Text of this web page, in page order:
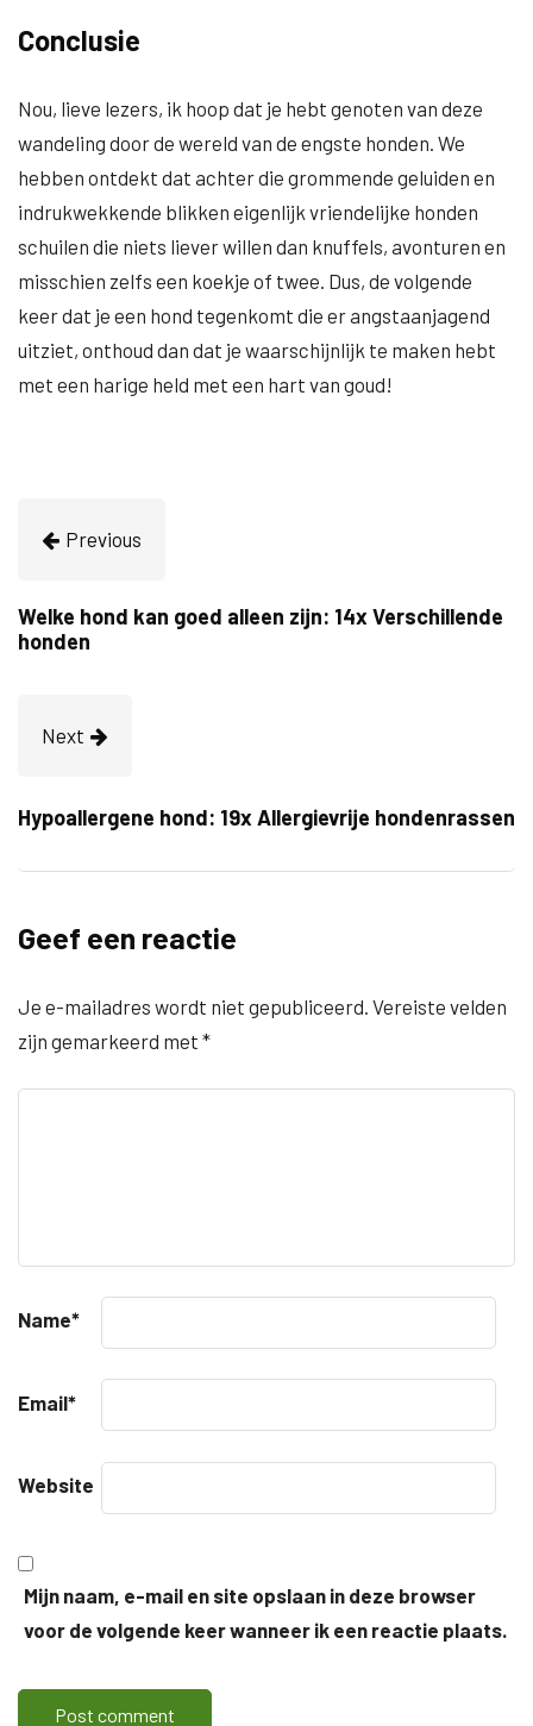
Conclusie
Nou, lieve lezers, ik hoop dat je hebt genoten van deze
wandeling door de wereld van de engste honden. We
hebben ontdekt dat achter die grommende geluiden en
indrukwekkende blikken eigenlijk vriendelijke honden
schuilen die niets liever willen dan knuffels, avonturen en
misschien zelfs een koekje of twee. Dus, de volgende
keer dat je een hond tegenkomt die er angstaanjagend
uitziet, onthoud dan dat je waarschijnlijk te maken hebt
met een harige held met een hart van goud!
Previous
Welke hond kan goed alleen zijn: 14x Verschillende
honden
Next
Hypoallergene hond: 19x Allergievrije hondenrassen
Geef een reactie
Je e-mailadres wordt niet gepubliceerd. Vereiste velden
zijn gemarkeerd met *
Name*
Email*
Website
Mijn naam, e-mail en site opslaan in deze browser
voor de volgende keer wanneer ik een reactie plaats.